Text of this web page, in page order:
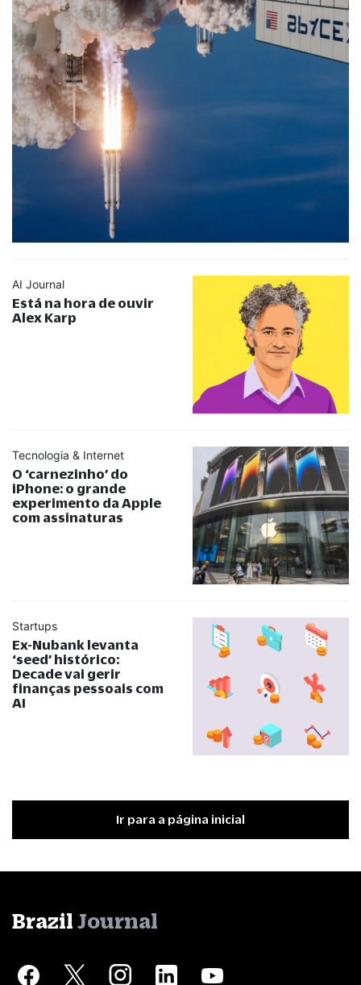
AI Journal
Está na hora de ouvir
Alex Karp
Tecnologia & Internet
O ‘carnezinho’ do
iPhone: o grande
experimento da Apple
com assinaturas
Startups
Ex-Nubank levanta
‘seed’ histórico:
Decade vai gerir
finanças pessoais com
AI
Ir para a página inicial
Brazil Journal